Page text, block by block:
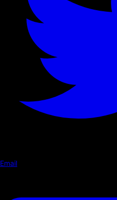
Email